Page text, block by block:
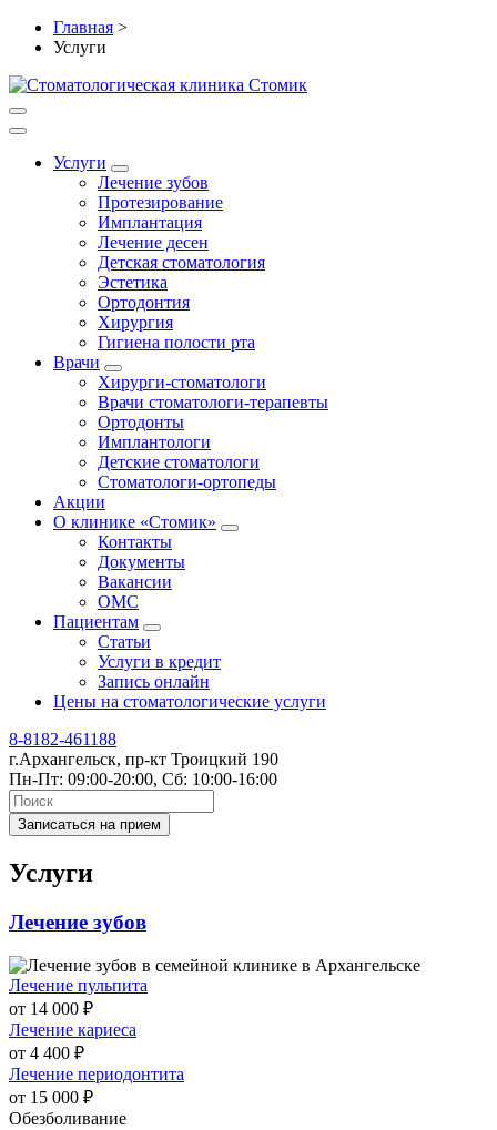
Главная >
Услуги
Услуги
Лечение зубов
Протезирование
Имплантация
Лечение десен
Детская стоматология
Эстетика
Ортодонтия
Хирургия
Гигиена полости рта
Врачи
Хирурги-стоматологи
Врачи стоматологи-терапевты
Ортодонты
Имплантологи
Детские стоматологи
Стоматологи-ортопеды
Акции
О клинике «Стомик»
Контакты
Документы
Вакансии
ОМС
Пациентам
Статьи
Услуги в кредит
Запись онлайн
Цены на стоматологические услуги
8-8182-461188
г.Архангельск, пр-кт Троицкий 190
Пн-Пт: 09:00-20:00, Сб: 10:00-16:00
Записаться на прием
Услуги
Лечение зубов
Лечение пульпита
от 14 000 ₽
Лечение кариеса
от 4 400 ₽
Лечение периодонтита
от 15 000 ₽
Обезболивание